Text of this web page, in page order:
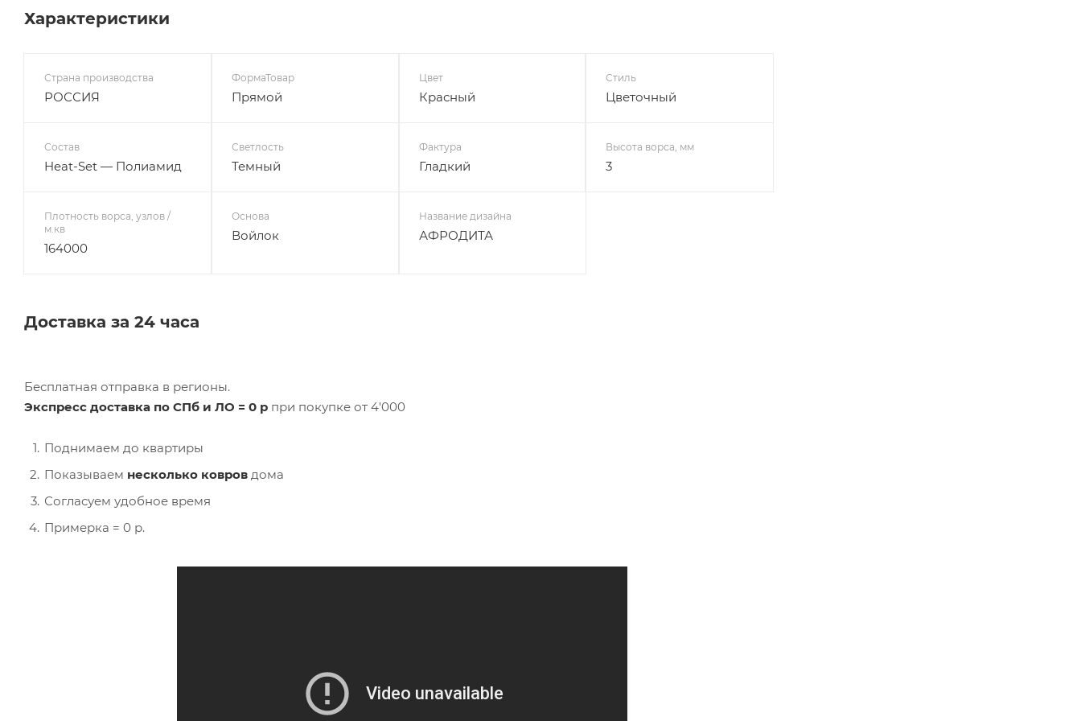
Характеристики
Страна производства
РОССИЯ
ФормаТовар
Прямой
Цвет
Красный
Стиль
Цветочный
Состав
Heat-Set — Полиамид
Светлость
Темный
Фактура
Гладкий
Высота ворса, мм
3
Плотность ворса, узлов /
м.кв
164000
Основа
Войлок
Название дизайна
АФРОДИТА
Доставка за 24 часа
Бесплатная отправка в регионы.
Экспресс доставка по СПб и ЛО = 0 р при покупке от 4'000
Поднимаем до квартиры
Показываем несколько ковров дома
Согласуем удобное время
Примерка = 0 р.